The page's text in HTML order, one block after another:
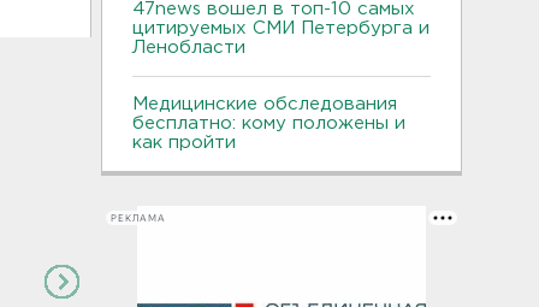
47news вошел в топ-10 самых
цитируемых СМИ Петербурга и
Ленобласти
Медицинские обследования
бесплатно: кому положены и
как пройти
РЕКЛАМА